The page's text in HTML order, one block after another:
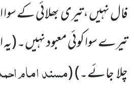
فال نہیں ،تیری بھلائی کے سوا
تیرے سوا کوئی معبود نہیں۔(یہ
چلا جائے۔)(مسند امام